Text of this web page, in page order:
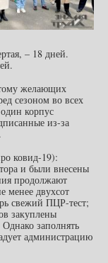
– 18 дней.
желающих
сезоном во всех
корпус
из-за
ковид-19):
и были внесены
продолжают
менее двухсот
свежий ПЦР-тест;
закуплены
заполнять
администрацию